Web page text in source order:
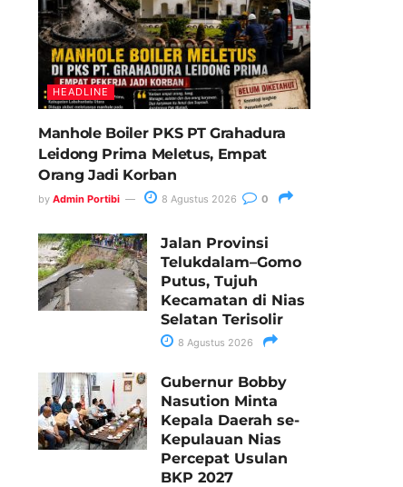
HEADLINE
Manhole Boiler PKS PT Grahadura
Leidong Prima Meletus, Empat
Orang Jadi Korban
by Admin Portibi 8 Agustus 2026 0
Jalan Provinsi
Telukdalam–Gomo
Putus, Tujuh
Kecamatan di Nias
Selatan Terisolir
8 Agustus 2026
Gubernur Bobby
Nasution Minta
Kepala Daerah se-
Kepulauan Nias
Percepat Usulan
BKP 2027